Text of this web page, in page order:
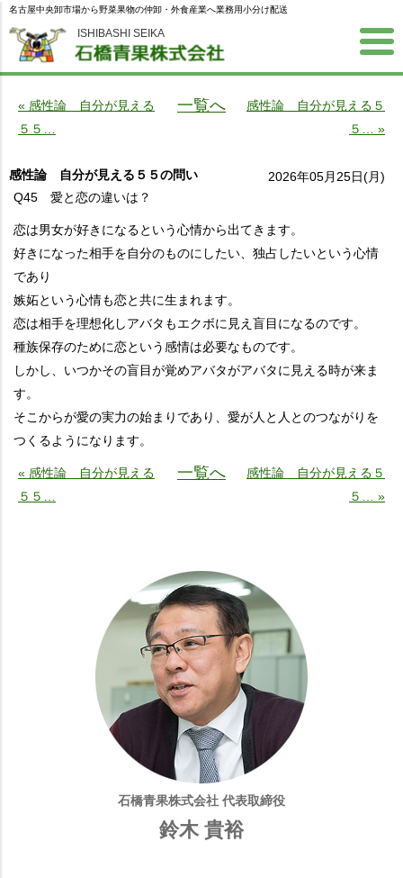
ISHIBASHI SEIKA
名古屋中央卸市場から野菜果物の仲卸・外食産業へ業務用小分け配送
« 感性論 自分が見える
５５…
一覧へ
感性論 自分が見える５
５… »
感性論 自分が見える５５の問い
2026年05月25日(月)
Q45 愛と恋の違いは？
恋は男女が好きになるという心情から出てきます。
好きになった相手を自分のものにしたい、独占したいという心情
であり
嫉妬という心情も恋と共に生まれます。
恋は相手を理想化しアバタもエクボに見え盲目になるのです。
種族保存のために恋という感情は必要なものです。
しかし、いつかその盲目が覚めアバタがアバタに見える時が来ま
す。
そこからが愛の実力の始まりであり、愛が人と人とのつながりを
つくるようになります。
« 感性論 自分が見える
５５…
一覧へ
感性論 自分が見える５
５… »
石橋青果株式会社 代表取締役
鈴木 貴裕